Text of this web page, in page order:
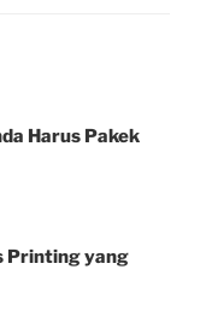
Harus Pakek
Printing yang